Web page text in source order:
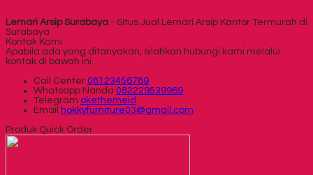
Lemari Arsip Surabaya - Situs Jual Lemari Arsip Kantor Termurah di
Surabaya
Kontak Kami
Apabila ada yang ditanyakan, silahkan hubungi kami melalui
kontak di bawah ini.
Call Center 08123456789
Whatsapp Nanda 082229539969
Telegram okethemeid
Email
hokkyfurniture03@gmail.com
Produk Quick Order